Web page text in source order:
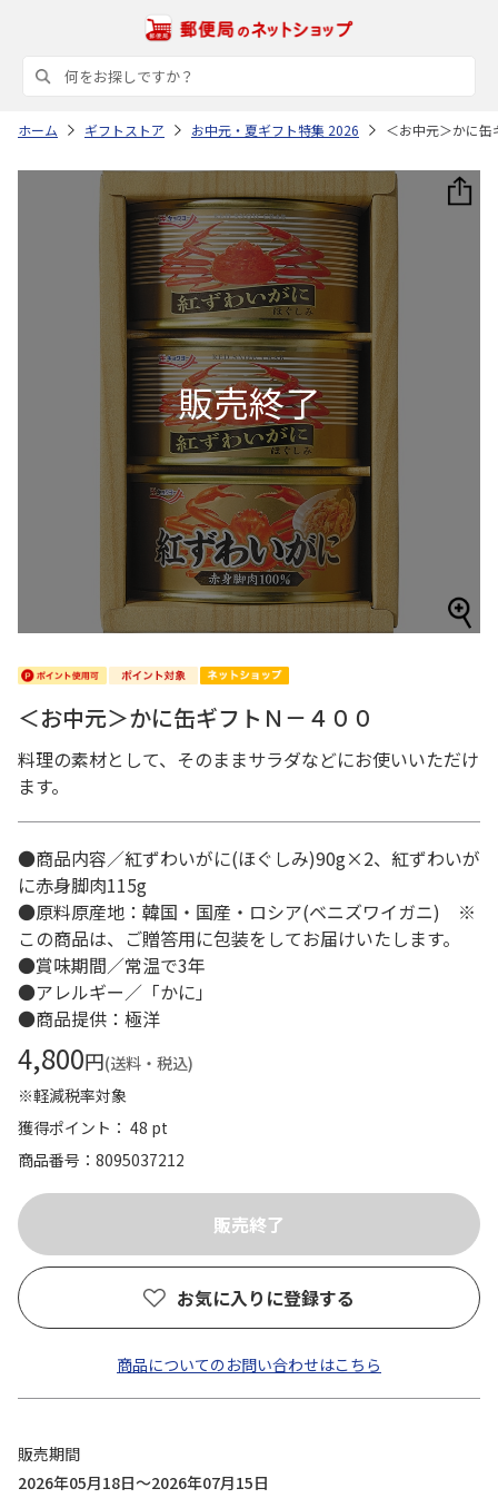
ホーム ギフトストア お中元・夏ギフト特集 2026 ＜お中元＞かに
＜お中元＞かに缶ギフトＮ－４００
料理の素材として、そのままサラダなどにお使いいただけ
ます。
●商品内容／紅ずわいがに(ほぐしみ)90g×2、紅ずわいが
に赤身脚肉115g
●原料原産地：韓国・国産・ロシア(ベニズワイガニ) ※
この商品は、ご贈答用に包装をしてお届けいたします。
●賞味期間／常温で3年
●アレルギー／「かに」
●商品提供：極洋
4,800円(送料・税込)
※軽減税率対象
獲得ポイント： 48 pt
商品番号
8095037212
お気に入りに登録する
商品についてのお問い合わせはこちら
販売期間
2026年05月18日～2026年07月15日